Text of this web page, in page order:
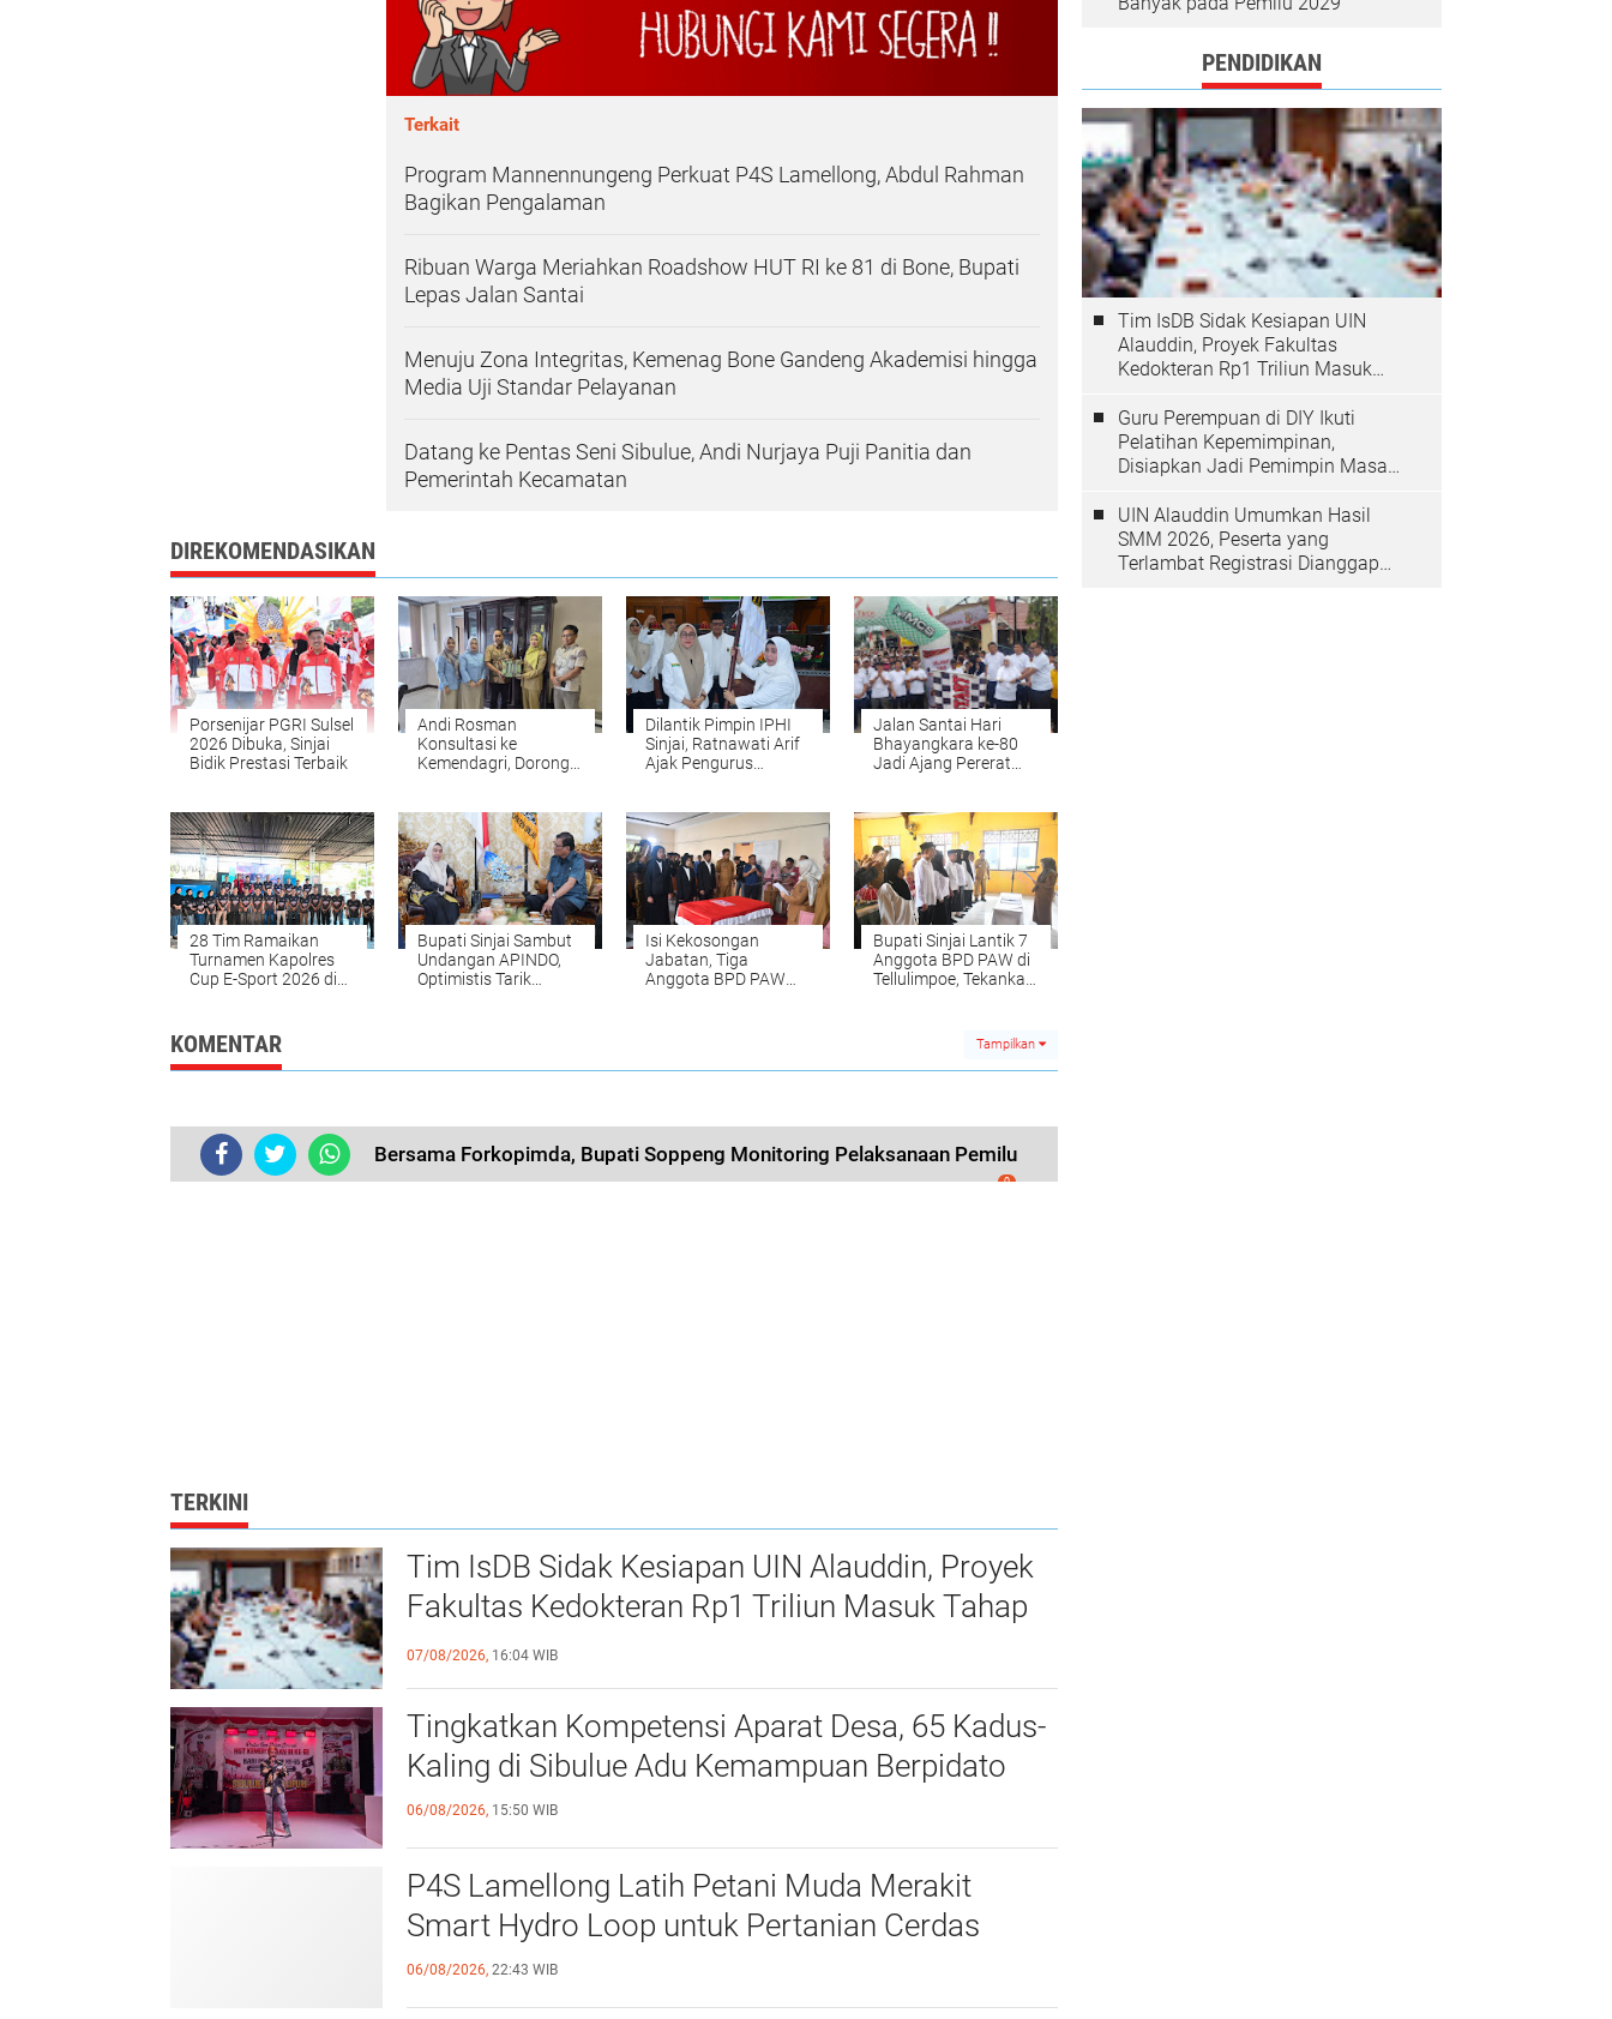
Terkait
Program Mannennungeng Perkuat P4S Lamellong, Abdul Rahman
Bagikan Pengalaman
Ribuan Warga Meriahkan Roadshow HUT RI ke 81 di Bone, Bupati
Lepas Jalan Santai
Menuju Zona Integritas, Kemenag Bone Gandeng Akademisi hingga
Media Uji Standar Pelayanan
Datang ke Pentas Seni Sibulue, Andi Nurjaya Puji Panitia dan
Pemerintah Kecamatan
DIREKOMENDASIKAN
Porsenijar PGRI Sulsel
2026 Dibuka, Sinjai
Bidik Prestasi Terbaik
Andi Rosman
Konsultasi ke
Kemendagri, Dorong
Dilantik Pimpin IPHI
Sinjai, Ratnawati Arif
Ajak Pengurus
Jalan Santai Hari
Bhayangkara ke-80
Jadi Ajang Pererat
28 Tim Ramaikan
Turnamen Kapolres
Cup E-Sport 2026 di
Bupati Sinjai Sambut
Undangan APINDO,
Optimistis Tarik
Isi Kekosongan
Jabatan, Tiga
Anggota BPD PAW
Bupati Sinjai Lantik 7
Anggota BPD PAW di
Tellulimpoe, Tekankan
KOMENTAR Tampilkan
Bersama Forkopimda, Bupati Soppeng Monitoring Pelaksanaan Pemilu
0
TERKINI
Tim IsDB Sidak Kesiapan UIN Alauddin, Proyek
Fakultas Kedokteran Rp1 Triliun Masuk Tahap
Krusial
07/08/2026, 16:04 WIB
Tingkatkan Kompetensi Aparat Desa, 65 Kadus-
Kaling di Sibulue Adu Kemampuan Berpidato
06/08/2026, 15:50 WIB
P4S Lamellong Latih Petani Muda Merakit
Smart Hydro Loop untuk Pertanian Cerdas
06/08/2026, 22:43 WIB
PENDIDIKAN
Tim IsDB Sidak Kesiapan UIN
Alauddin, Proyek Fakultas
Kedokteran Rp1 Triliun Masuk
Guru Perempuan di DIY Ikuti
Pelatihan Kepemimpinan,
Disiapkan Jadi Pemimpin Masa
UIN Alauddin Umumkan Hasil
SMM 2026, Peserta yang
Terlambat Registrasi Dianggap